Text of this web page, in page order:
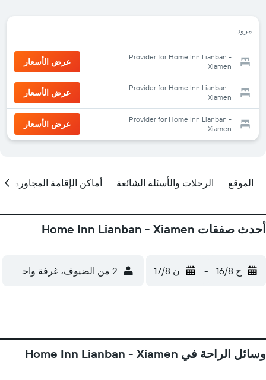
مزود
Provider for Home Inn Lianban -
Xiamen
عرض الأسعار
Provider for Home Inn Lianban -
Xiamen
عرض الأسعار
Provider for Home Inn Lianban -
Xiamen
عرض الأسعار
الموقع الرحلات والأسئلة الشائعة أماكن الإقامة المجاورة
أحدث صفقات Home Inn Lianban - Xiamen
ح 16/8 - ن 17/8 2 من الضيوف، غرفة واحدة
وسائل الراحة في Home Inn Lianban - Xiamen